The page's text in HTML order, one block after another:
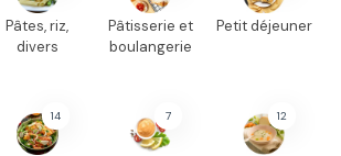
Pâtes, riz,
divers
Pâtisserie et
boulangerie
Petit déjeuner
14 7 12